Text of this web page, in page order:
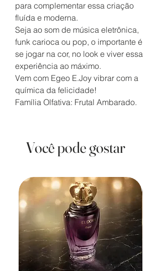
para complementar essa criação
fluída e moderna.
Seja ao som de música eletrônica,
funk carioca ou pop, o importante é
se jogar na cor, no look e viver essa
experiência ao máximo.
Vem com Egeo E.Joy vibrar com a
química da felicidade!
Família Olfativa: Frutal Ambarado.
Você pode gostar